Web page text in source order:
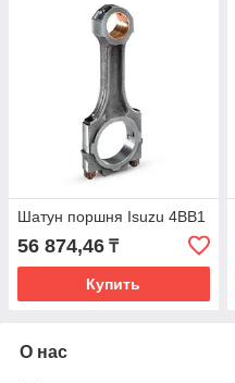
Шатун поршня Isuzu 4BB1
56 874,46 ₸
Купить
О нас